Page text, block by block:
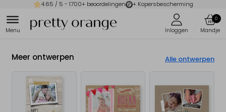
4.65 / 5 - 1700+ beoordelingen + Kopersbescherming
0
Meer ontwerpen Alle ontwerpen